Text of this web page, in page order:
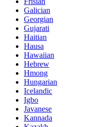
Galician
Georgian
Gujarati
Haitian
Hausa
Hawaiian
Hebrew
Hmong
Hungarian
Icelandic
Igbo
Javanese
Kannada